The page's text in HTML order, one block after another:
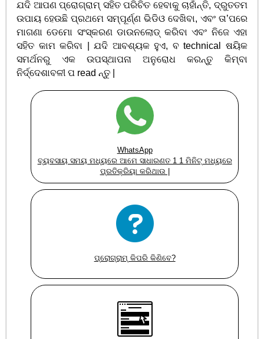
ଯଦି ଆପଣ ପ୍ରୋଗ୍ରାମ୍ ସହିତ ପରିଚିତ ହେବାକୁ ଚାହାଁନ୍ତି, ଦ୍ରୁତତମ
ଉପାୟ ହେଉଛି ପ୍ରଥମେ ସମ୍ପୂର୍ଣ୍ଣ ଭିଡିଓ ଦେଖିବା, ଏବଂ ତା’ପରେ
ମାଗଣା ଡେମୋ ସଂସ୍କରଣ ଡାଉନଲୋଡ୍ କରିବା ଏବଂ ନିଜେ ଏହା
ସହିତ କାମ କରିବା | ଯଦି ଆବଶ୍ୟକ ହୁଏ, ବ technical ଷୟିକ
ସମର୍ଥନରୁ ଏକ ଉପସ୍ଥାପନା ଅନୁରୋଧ କରନ୍ତୁ କିମ୍ବା
ନିର୍ଦ୍ଦେଶାବଳୀ ପ read ନ୍ତୁ |
WhatsApp
ବ୍ୟବସାୟ ସମୟ ମଧ୍ୟରେ ଆମେ ସାଧାରଣତ 1 1 ମିନିଟ୍ ମଧ୍ୟରେ
ପ୍ରତିକ୍ରିୟା କରିଥାଉ |
ପ୍ରୋଗ୍ରାମ୍ କିପରି କିଣିବେ?